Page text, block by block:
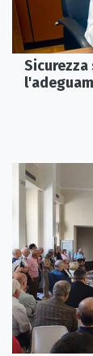
Sicurezza